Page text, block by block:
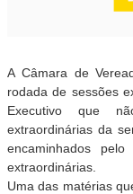
A Câmara de
rodada de sessões
Executivo que
extraordinárias da
encaminhados
extraordinárias.
Uma das matérias